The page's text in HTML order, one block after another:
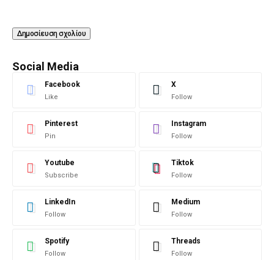
Social Media
Facebook
Like
X
Follow
Pinterest
Pin
Instagram
Follow
Youtube
Subscribe
Tiktok
Follow
LinkedIn
Follow
Medium
Follow
Spotify
Follow
Threads
Follow